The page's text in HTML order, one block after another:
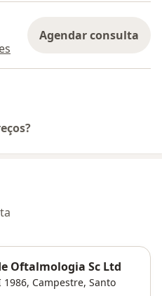
Agendar consulta
Oftalmologia Sc Ltd
1986, Campestre, Santo